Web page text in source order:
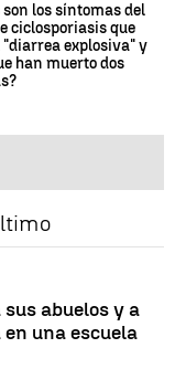
son los síntomas del
ciclosporiasis que
"diarrea explosiva" y
han muerto dos
abuelos y a
una escuela